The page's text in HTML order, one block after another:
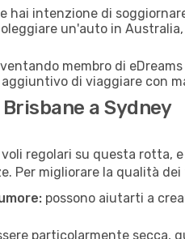
hai intenzione di
un'auto in
membro di
di viaggiare con
a Sydney
regolari su questa rotta,
Per migliorare la qualità
possono aiutarti a
particolarmente secca,